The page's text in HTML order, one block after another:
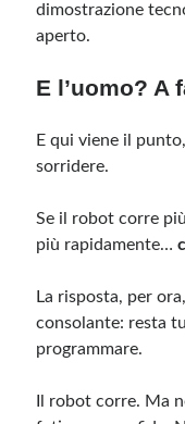
dimostrazione
aperto.
E l’uomo? A
E qui viene il
sorridere.
Se il robot corre
più rapidamente…
La risposta, per
consolante: resta
programmare.
Il robot corre. Ma